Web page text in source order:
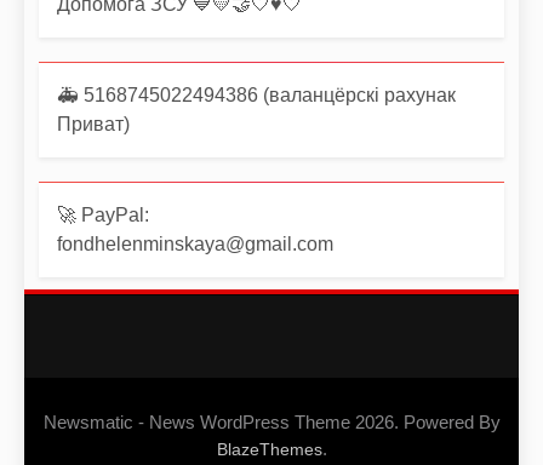
🚑 5168745022494386 (валанцёрскі рахунак
Приват)
🚀 PayPal:
fondhelenminskaya@gmail.com
Newsmatic - News WordPress Theme 2026. Powered By
BlazeThemes.